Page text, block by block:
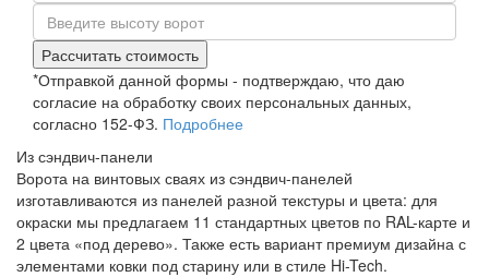
Рассчитать стоимость
*Отправкой данной формы - подтверждаю, что даю
согласие на обработку своих персональных данных,
согласно 152-ФЗ. Подробнее
Из сэндвич-панели
Ворота на винтовых сваях из сэндвич-панелей
изготавливаются из панелей разной текстуры и цвета: для
окраски мы предлагаем 11 стандартных цветов по RAL-карте и
2 цвета «под дерево». Также есть вариант премиум дизайна с
элементами ковки под старину или в стиле Hi-Tech.